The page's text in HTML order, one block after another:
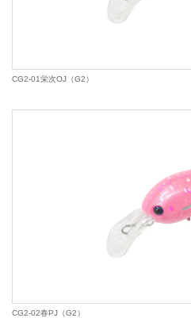
CG2-01栄次OJ（G2）
CG2-02春PJ（G2）